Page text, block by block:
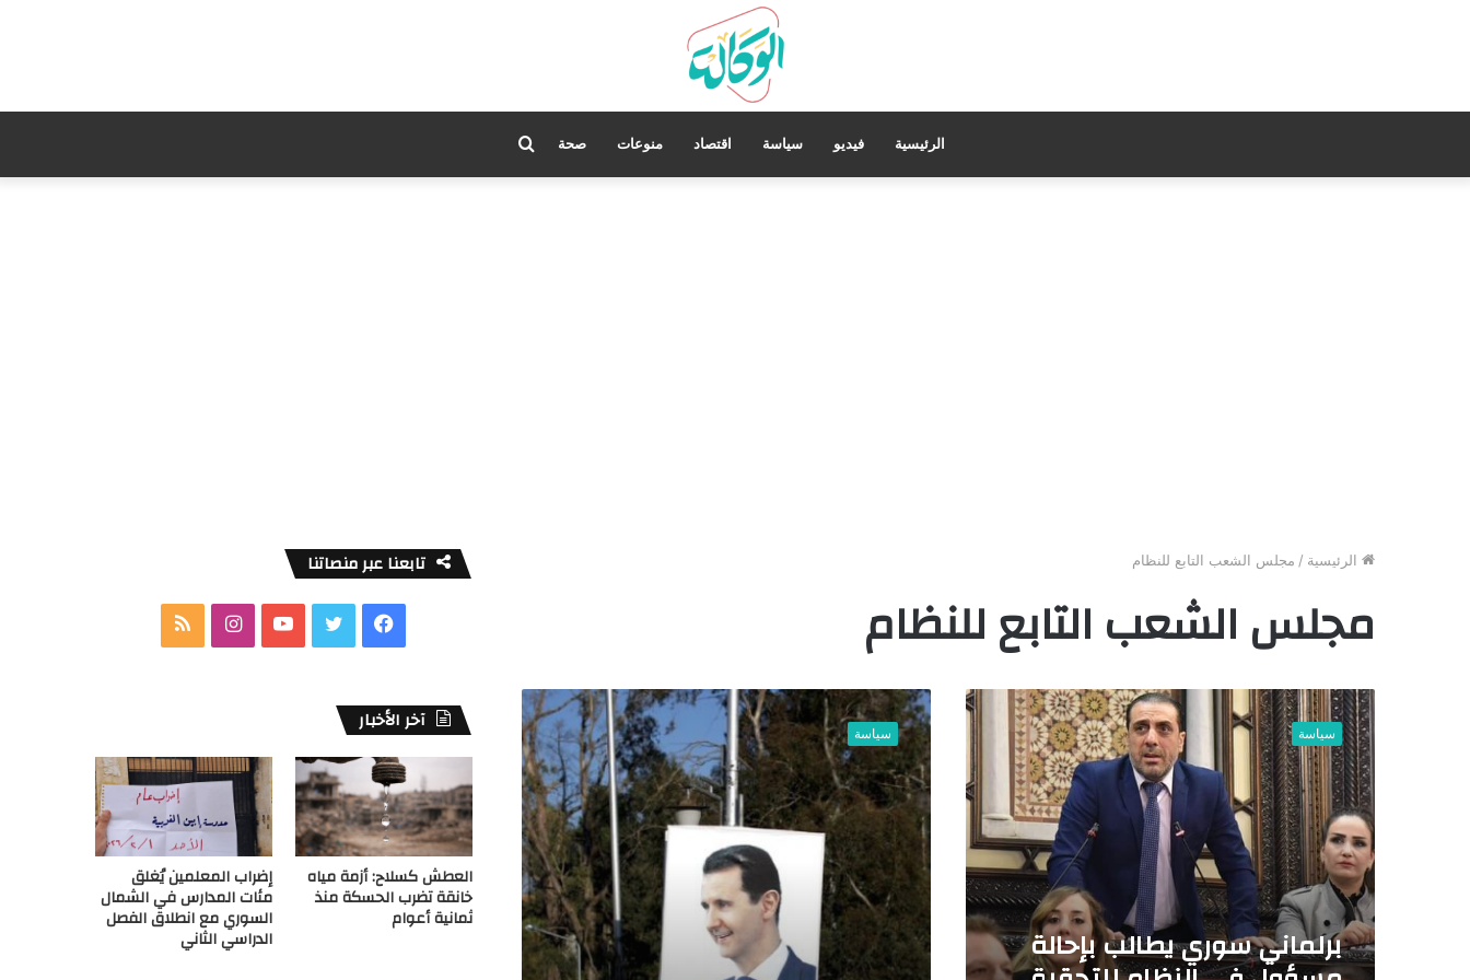
الرئيسية فيديو سياسة اقتصاد منوعات صحة
الرئيسية / مجلس الشعب التابع للنظام
مجلس الشعب التابع للنظام
ر
م
ا
ن
ي
س
ر
ي
ي
سياسة
برلماني سوري يطالب بإحالة
م
ع
إ
غ
ل
ا
ق
ب
ا
ل
سياسة
تابعنا عبر منصاتنا
ف
س
ب
و
ك
ت
ر
ي
ي
و
ب
ت
ا
م
م
ص
ا
ل
م
آخر الأخبار
العطش كسلاح: أزمة مياه
خانقة تضرب الحسكة منذ
ثمانية أعوام
إضراب المعلمين يُغلق
مئات المدارس في الشمال
السوري مع انطلاق الفصل
الدراسي الثاني